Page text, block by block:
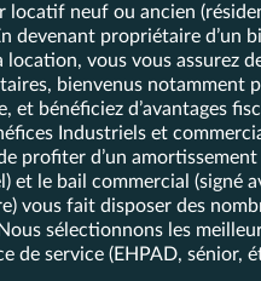
locatif neuf ou ancien
devenant propriétaire d’un
location, vous vous assurez
bienvenus notamment
et bénéficiez d’avantages
Industriels et
profiter d’un
et le bail commercial (signé
vous fait disposer des
sélectionnons les
de service (EHPAD, sénior,